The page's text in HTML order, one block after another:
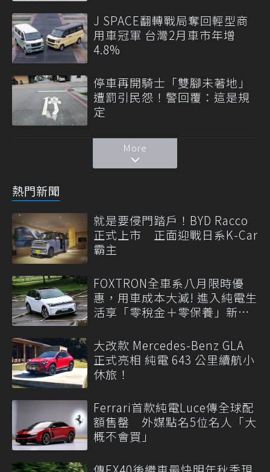
J SPACE翻轉戰局奪回輕型商
用車冠軍 台灣2月車市年增
4.8%
停車再開騎士「雙腳未著地」
遭罰引民怨！警回覆：這是規
定
More
熱門新聞
就是要侵門踏戶！BYD Racco
正式上市 正面迎戰日系K-Car
霸主
FOXTRON全車系八月限時優
惠，用車成本大減! 進入純電生
活享「零稅金＋零保養」新時
大改款 Mercedes-Benz GLA
正式亮相 純電 643 公里續航小
休旅！
Ferrari首款純電Luce傳全球配
額售罄 外媒點名5位名人「大
概不會買」